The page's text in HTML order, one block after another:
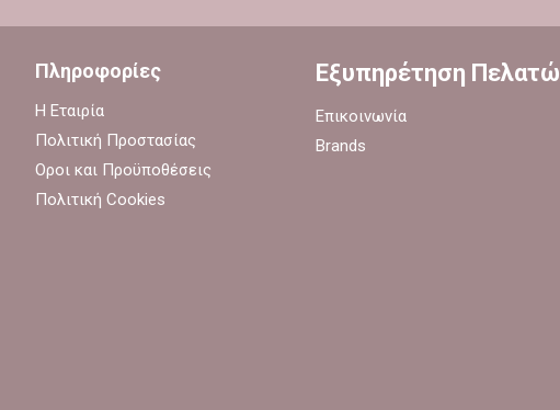
Πληροφορίες
Η Εταιρία
Πολιτική Προστασίας
Οροι και Προϋποθέσεις
Πολιτική Cookies
Εξυπηρέτηση
Επικοινωνία
Brands